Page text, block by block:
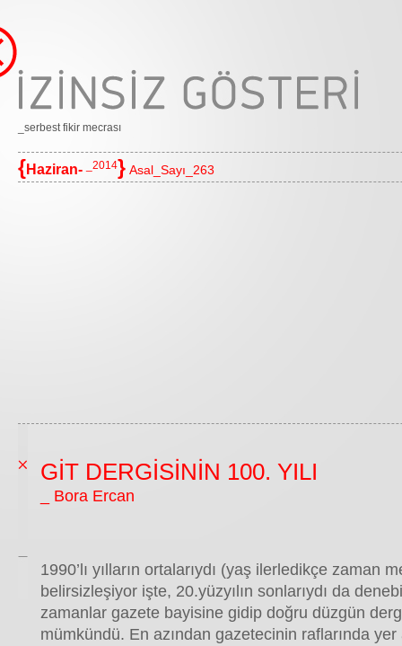
_serbest fikir mecrası
{Haziran- _2014} Asal_Sayı_263
GİT DERGİSİNİN 100. YILI
_ Bora Ercan
1990’lı yılların ortalarıydı (yaş ilerledikçe zaman
belirsizleşiyor işte, 20.yüzyılın sonlarıydı da
zamanlar gazete bayisine gidip doğru düzgün
mümkündü. En azından gazetecinin raflarında